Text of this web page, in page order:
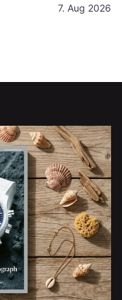
7. Aug 2026